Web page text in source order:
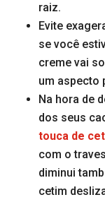
raiz.
Evite
se você
creme vai
um aspecto
Na hora de
dos seus
touca de
com o
diminui
cetim